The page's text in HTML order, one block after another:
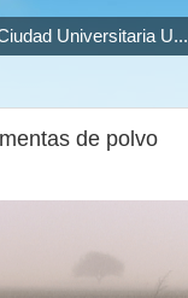
Universitaria U...
de polvo